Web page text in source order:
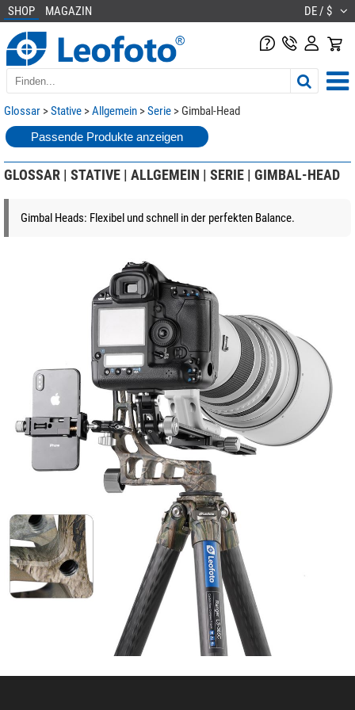
SHOP MAGAZIN DE / $
Glossar >Stative >Allgemein >Serie > Gimbal-Head
Passende Produkte anzeigen
GLOSSAR | STATIVE | ALLGEMEIN | SERIE | GIMBAL-HEAD
Gimbal Heads: Flexibel und schnell in der perfekten Balance.